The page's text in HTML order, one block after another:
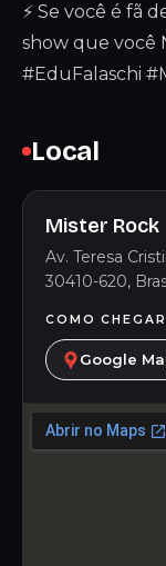
⚡ Se você é fã
show que você
#EduFalaschi
Local
Mister Rock
Av. Teresa
30410-620,
COMO CHEGAR
Google